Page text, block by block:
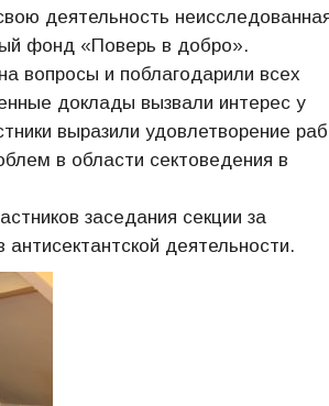
деятельность
фонд «Поверь в добро».
вопросы и поблагодарили всех
доклады вызвали интерес у
выразили удовлетворение
в области сектоведения в
заседания секции за
деятельности.